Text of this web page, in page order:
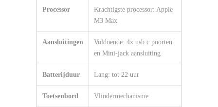
Processor
Krachtigste processor: Apple
M3 Max
Aansluitingen
Voldoende: 4x usb c poorten
en Mini-jack aansluiting
Batterijduur Lang: tot 22 uur
Toetsenbord Vlindermechanisme